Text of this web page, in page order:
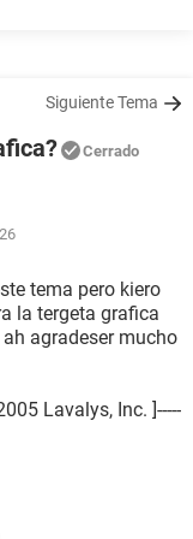
Siguiente Tema
Cerrado
tema pero kiero
la tergeta grafica
agradeser mucho
Lavalys, Inc. ]-----